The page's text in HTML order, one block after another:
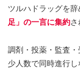
ツルハドラッグを
足」の一言に集約さ
調剤・投薬・監査
少人数で同時進行し